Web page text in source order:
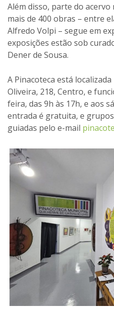
Além disso, parte do
mais de 400 obras – entre
Alfredo Volpi – segue em
exposições estão sob
Dener de Sousa.
A Pinacoteca está
Oliveira, 218, Centro, e
feira, das 9h às 17h, e aos
entrada é gratuita, e
guiadas pelo e-mail